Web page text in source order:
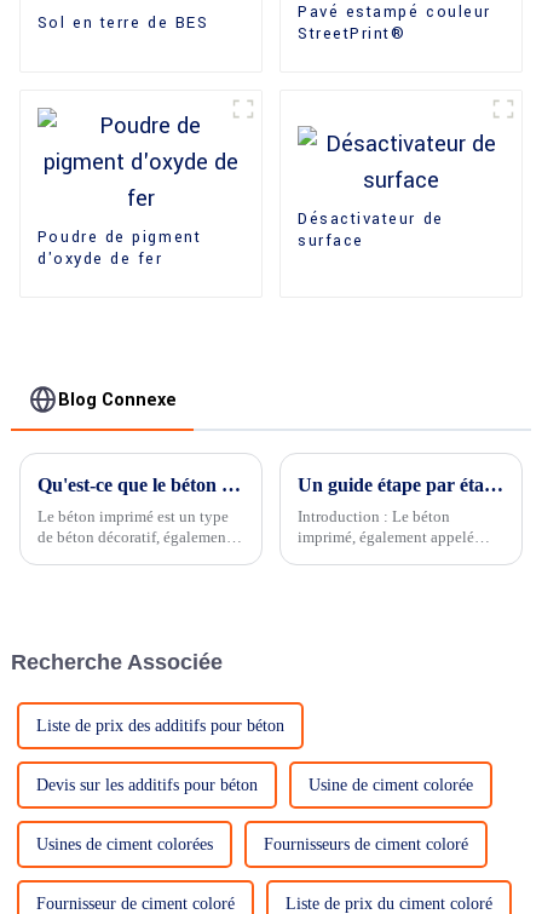
Sol en terre de BES
Pavé estampé couleur
StreetPrint®
Poudre de pigment
d'oxyde de fer
Désactivateur de
surface
Blog Connexe
Qu'est-ce que le béton imprimé et quels sont ses avantages ?
Le béton imprimé est un type
de béton décoratif, également
Un guide étape par étape pour la construction en béton estampé
Introduction : Le béton
imprimé, également appelé
Recherche Associée
Liste de prix des additifs pour béton
Devis sur les additifs pour béton Usine de ciment colorée
Usines de ciment colorées Fournisseurs de ciment coloré
Fournisseur de ciment coloré Liste de prix du ciment coloré